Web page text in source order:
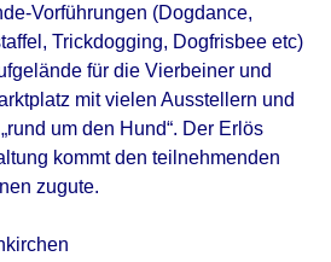
Vorführungen (Dogdance,
Trickdogging, Dogfrisbee etc)
für die Vierbeiner und
mit vielen Ausstellern und
um den Hund“. Der Erlös
kommt den teilnehmenden
zugute.